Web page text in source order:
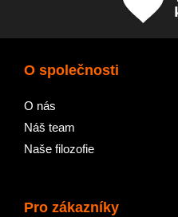
O společnosti
O nás
Náš team
Naše filozofie
Pro zákazníky